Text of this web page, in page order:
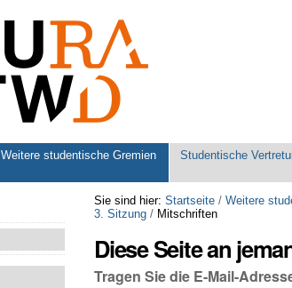
Weitere studentische Gremien Studentische
Sie sind hier: Startseite /Weitere
3. Sitzung / Mitschriften
Diese Seite an
Tragen Sie die E-Mail-